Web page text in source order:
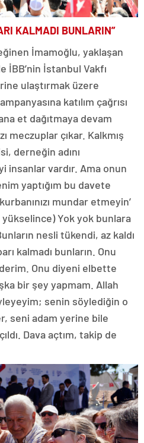
KALMADI BUNLARIN”
İmamoğlu, yaklaşan
İBB’nin İstanbul Vakfı
ulaştırmak üzere
katılım çağrısı
et dağıtmaya devam
meczuplar çıkar. Kalkmış
derneğin adını
insanlar vardır. Ama onun
yaptığım bu davete
mundar etmeyin’
Yok yok bunlara
nesli tükendi, az kaldı
kalmadı bunların. Onu
Onu diyeni elbette
bir şey yapmam. Allah
senin söylediğin o
seni adam yerine bile
Dava açtım, takip de